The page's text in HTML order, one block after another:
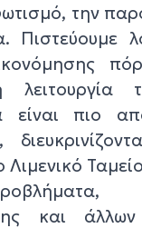
την
Πιστεύουμε
είναι πιο
και άλλων